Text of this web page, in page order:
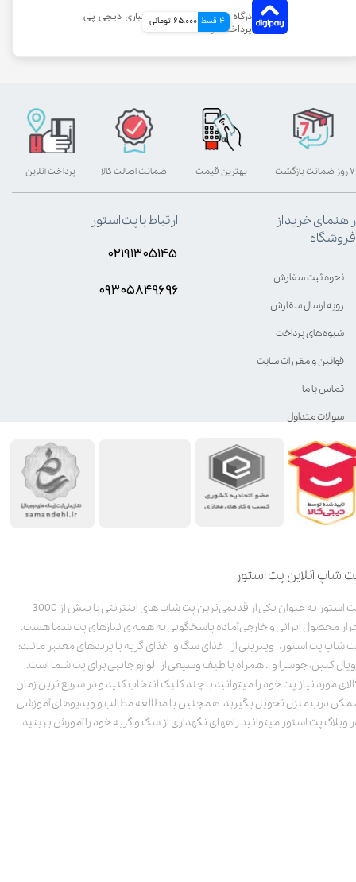
4 قسط 65,000 تومانی
شاپ آنلاین پت استور
پت استور به عنوان یکی از قدیمی‌ترین پت شاپ های اینترنتی با بیش از 3000
محصول ایرانی و خارجی آماده پاسخگویی به همه ی نیازهای پت شما هست.
شاپ پت استور، ویترینی از غذای سگ و غذای گربه با برندهای معتبر مانند:
کنین، جوسرا و .. همراه با طیف وسیعی از لوازم جانبی برای پت شما است.
مورد نیاز پت خود را میتوانید با چند کلیک انتخاب کنید و در سریع ترین زمان
درب منزل تحویل بگیرید. همچنین با مطالعه مطالب و ویدیوهای آموزشی
وبلاگ پت استور میتوانید راههای نگهداری از سگ و گربه خود را آموزش ببینید.
بهترین قیمت پرداخت آنلاین ۷ روز ضمانت بازگشت ضمانت اصالت کالا
راهنمای خرید از
فروشگاه
نحوه ثبت سفارش
رویه ارسال سفارش
شیوه‌های پرداخت
قوانین و مقررات سایت
تماس با ما
سوالات متداول
ارتباط با پت استور
۰۲۱۹۱۳۰۵۱۴۵
۰۹۳۰۵8۴9696